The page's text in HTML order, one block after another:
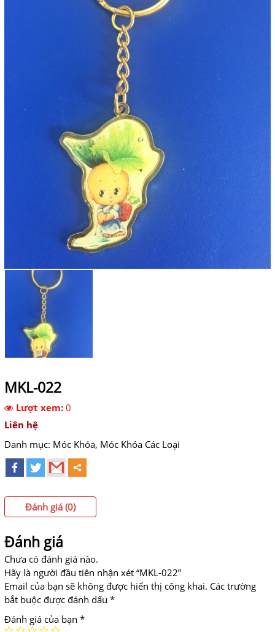
MKL-022
Lượt xem:0
Liên hệ
Danh mục: Móc Khóa, Móc Khóa Các Loại
Đánh giá (0)
Đánh giá
Chưa có đánh giá nào.
Hãy là người đầu tiên nhận xét “MKL-022”
Email của bạn sẽ không được hiển thị công khai. Các trường
bắt buộc được đánh dấu *
Đánh giá của bạn *